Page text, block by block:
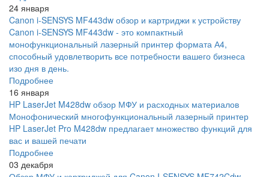
24 января
Canon i-SENSYS MF443dw обзор и картриджи к устройству
Canon i-SENSYS MF443dw - это компактный
монофункциональный лазерный принтер формата А4,
способный удовлетворить все потребности вашего бизнеса
изо дня в день.
Подробнее
16 января
HP LaserJet M428dw обзор МФУ и расходных материалов
Монофонический многофункциональный лазерный принтер
HP LaserJet Pro M428dw предлагает множество функций для
вас и вашей печати
Подробнее
03 декабря